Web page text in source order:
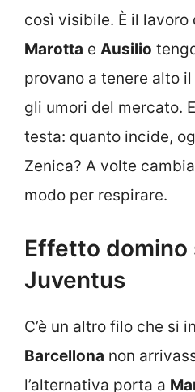
così visibile. È il
Marotta e Ausilio
provano a tenere alto
gli umori del mercato.
testa: quanto incide,
Zenica? A volte
modo per respirare.
Effetto domino
Juventus
C’è un altro filo che si
Barcellona non
l’alternativa porta a